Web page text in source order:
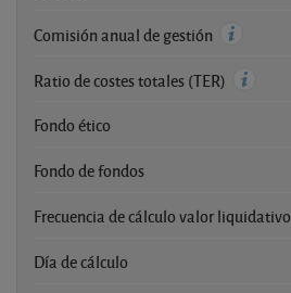
Comisión anual de gestión
Ratio de costes totales (TER)
Fondo ético
Fondo de fondos
Frecuencia de cálculo valor liquidativo
Día de cálculo